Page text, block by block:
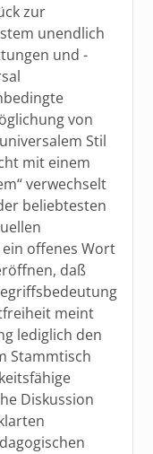
zur
unendlich
und -
von
Stil
mit einem
verwechselt
beliebtesten
offenes Wort
daß
meint
lediglich den
Stammtisch
Diskussion